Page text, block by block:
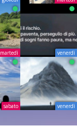
martedì venerdì
sabato venerdì